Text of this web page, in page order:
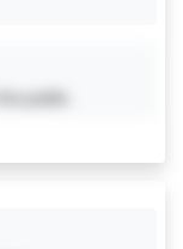
public.